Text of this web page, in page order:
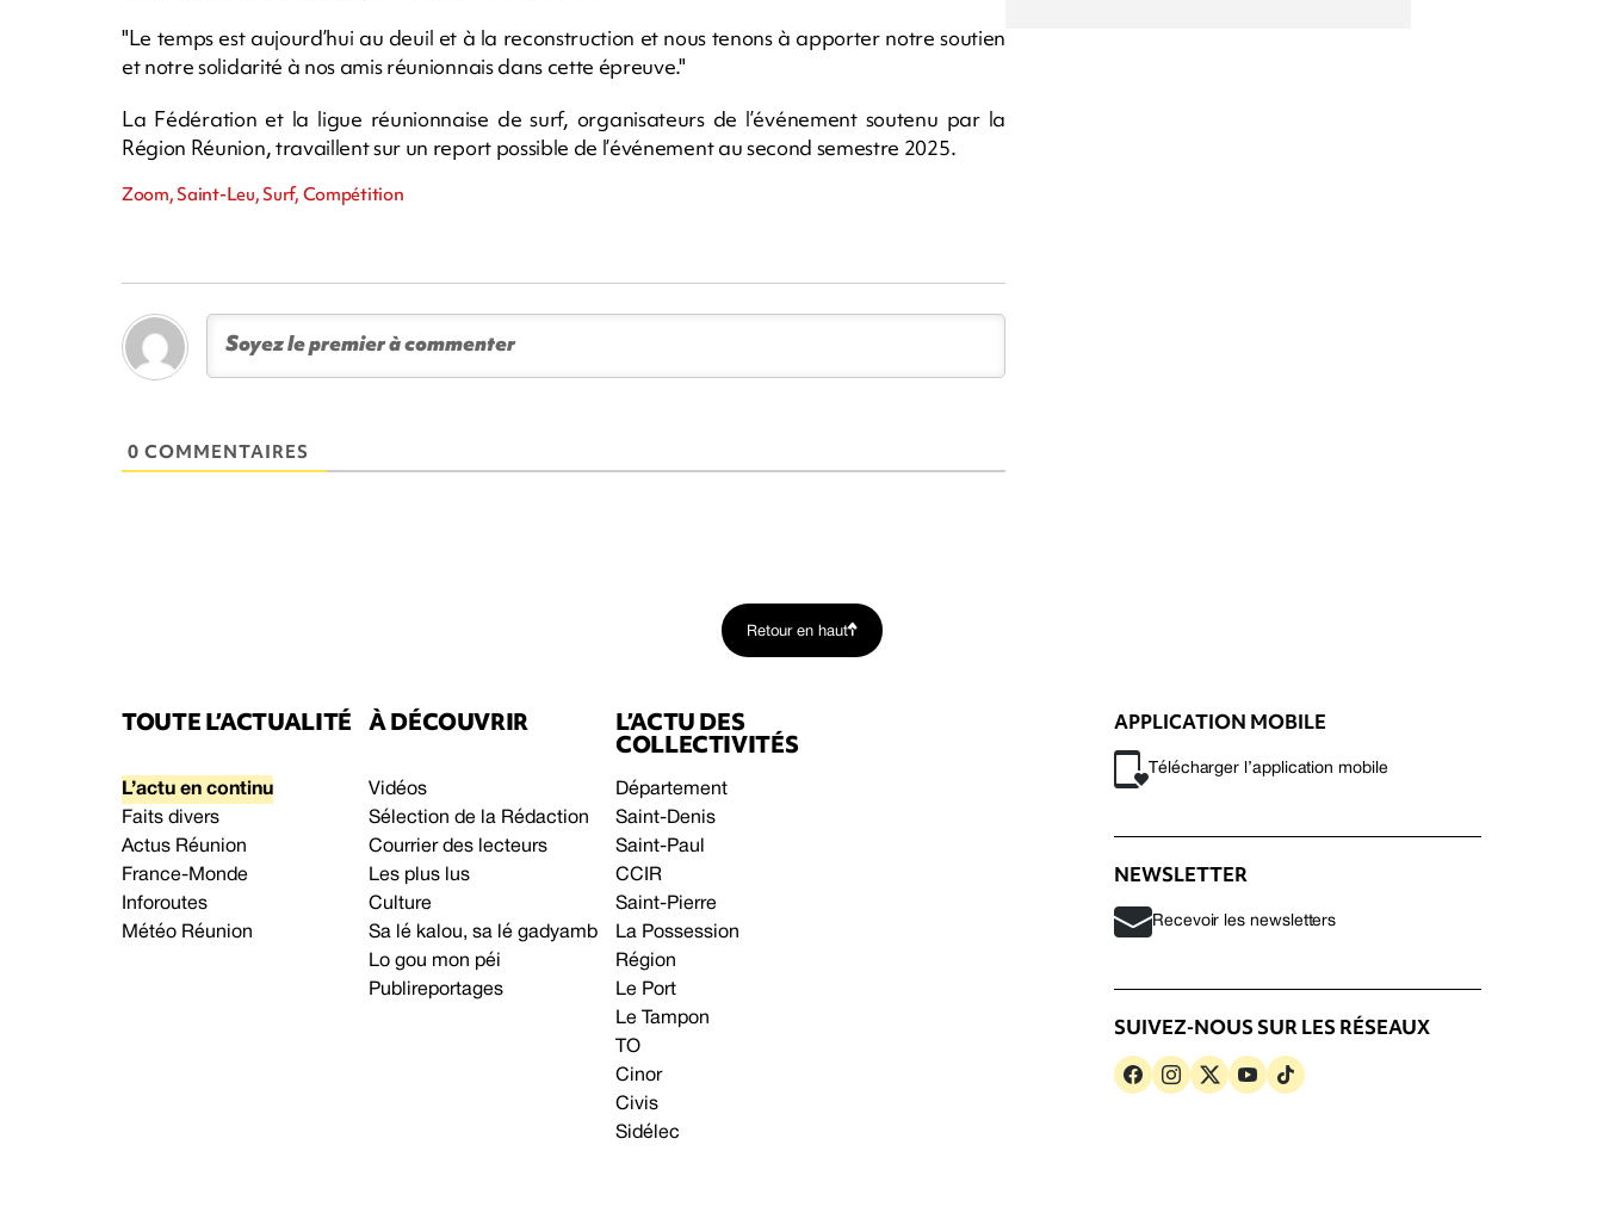
"Le temps est aujourd’hui au deuil et à la reconstruction et nous tenons à apporter notre soutien
et notre solidarité à nos amis réunionnais dans cette épreuve."
La Fédération et la ligue réunionnaise de surf, organisateurs de l’événement soutenu par la
Région Réunion, travaillent sur un report possible de l’événement au second semestre 2025.
Zoom, Saint-Leu, Surf, Compétition
0 COMMENTAIRES
Retour en haut
TOUTE L’ACTUALITÉ
L’actu en continu
Faits divers
Actus Réunion
France-Monde
Inforoutes
Météo Réunion
À DÉCOUVRIR
Vidéos
Sélection de la Rédaction
Courrier des lecteurs
Les plus lus
Culture
Sa lé kalou, sa lé gadyamb
Lo gou mon péi
Publireportages
L’ACTU DES
COLLECTIVITÉS
Département
Saint-Denis
Saint-Paul
CCIR
Saint-Pierre
La Possession
Région
Le Port
Le Tampon
TO
Cinor
Civis
Sidélec
APPLICATION MOBILE
Télécharger l’application mobile
NEWSLETTER
Recevoir les newsletters
SUIVEZ-NOUS SUR LES RÉSEAUX